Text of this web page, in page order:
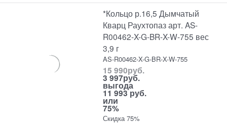
*Кольцо р.16,5 Дымчатый
Кварц Раухтопаз арт. AS-
R00462-X-G-BR-X-W-755 вес
3,9 г
AS-R00462-X-G-BR-X-W-755
15 990руб.
3 997руб.
выгода
11 993 руб.
или
75%
Скидка 75%